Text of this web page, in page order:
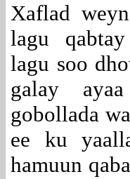
Xaflad
lagu
lagu soo
galay
gobollada
ee ku
hamuun